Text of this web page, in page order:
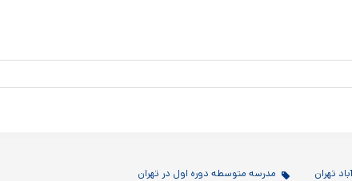
تهران
مدرسه متوسطه دوره اول در تهران